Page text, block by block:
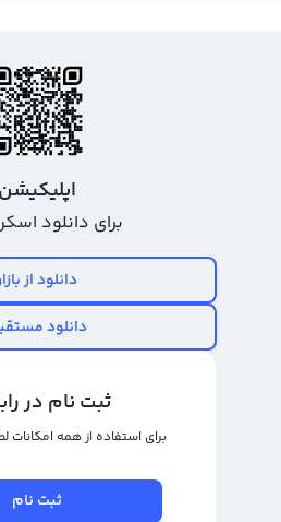
اپلیکیشن
برای دانلود
دانلود از بازار
دانلود
ثبت نام در
برای استفاده از همه امکانات
ثبت نام